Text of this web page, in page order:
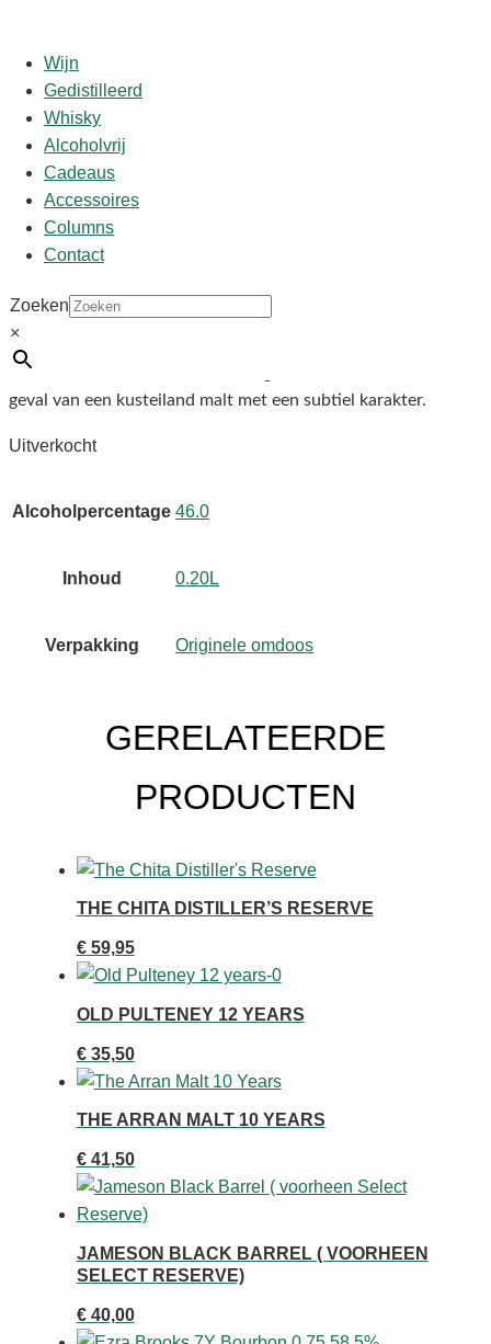
Wijn
Gedistilleerd
Whisky
Alcoholvrij
Cadeaus
Accessoires
Columns
Contact
Zoeken
×
Start/shop
0.20
Clynelish 14Y 46% 0.20
€16,95
en zeesmaken met een lichte, droge afdronk: een klassiek
geval van een kusteiland malt met een subtiel karakter.
Uitverkocht
Alcoholpercentage 46.0
Inhoud 0.20L
Verpakking Originele omdoos
GERELATEERDE
PRODUCTEN
THE CHITA DISTILLER’S RESERVE
€59,95
OLD PULTENEY 12 YEARS
€35,50
THE ARRAN MALT 10 YEARS
€41,50
JAMESON BLACK BARREL ( VOORHEEN
SELECT RESERVE)
€40,00